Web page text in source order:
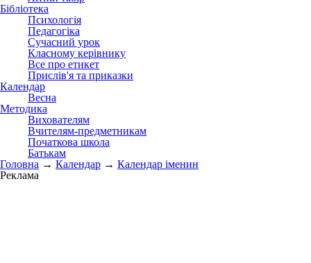
Бібліотека
Психологія
Педагогіка
Сучасний урок
Класному керівнику
Все про етикет
Прислів'я та приказки
Календар
Весна
Методика
Вихователям
Вчителям-предметникам
Початкова школа
Батькам
Головна → Календар → Календар іменин
Реклама